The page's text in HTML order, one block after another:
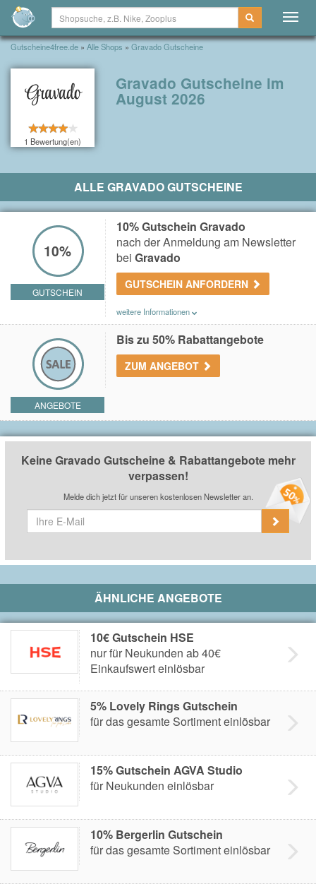
Gutscheine4free.de » Alle Shops » Gravado Gutscheine
1 Bewertung(en)
Gravado Gutscheine im
August 2026
ALLE GRAVADO GUTSCHEINE
10%
GUTSCHEIN
10% Gutschein Gravado
nach der Anmeldung am Newsletter
beiGravado
GUTSCHEIN ANFORDERN
weitere Informationen
Du erhältst einen 10% Gutschein nach der Anmeldung
am Newsletter beiGravado.
ANGEBOTE
Bis zu 50% Rabattangebote
ZUM ANGEBOT
Keine Gravado Gutscheine & Rabattangebote mehr
verpassen!
Melde dich jetzt für unseren kostenlosen Newsletter an.
ÄHNLICHE ANGEBOTE
10€ Gutschein HSE
nur für Neukunden ab 40€
Einkaufswert einlösbar
5% Lovely Rings Gutschein
für das gesamte Sortiment einlösbar
15% Gutschein AGVA Studio
für Neukunden einlösbar
10% Bergerlin Gutschein
für das gesamte Sortiment einlösbar